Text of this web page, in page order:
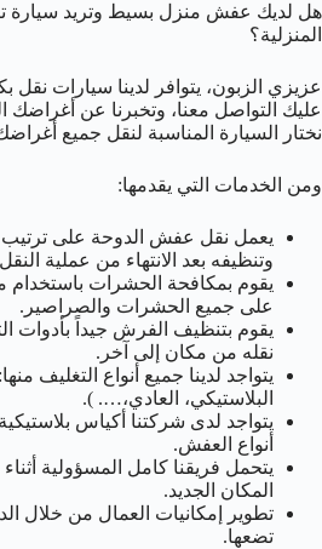
هل لديك عفش منزل بسيط وتريد سيارة
المنزلية؟
عزيزي الزبون، يتوافر لدينا سيارات نقل
عليك التواصل معنا، وتخبرنا عن أغراضك
نختار السيارة المناسبة لنقل جميع
ومن الخدمات التي يقدمها:
يعمل نقل عفش الدوحة على
وتنظيفه بعد الانتهاء من عملية
يقوم بمكافحة الحشرات باستخدام
على جميع الحشرات والصراصير.
يقوم بتنظيف الفرش جيداً بأدوات
نقله من مكان إلى آخر.
يتواجد لدينا جميع أنواع التغليف
البلاستيكي، العادي،…. ).
يتواجد لدى شركتنا أكياس
أنواع العفش.
يتحمل فريقنا كامل المسؤولية
المكان الجديد.
تطوير إمكانيات العمال من خلال
تضعها.